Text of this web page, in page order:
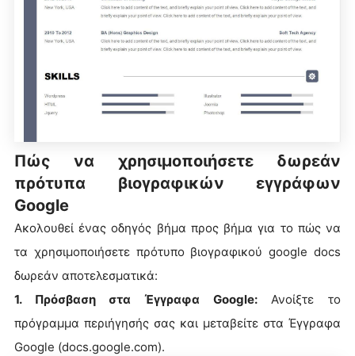
Πώς να χρησιμοποιήσετε δωρεάν
πρότυπα βιογραφικών εγγράφων
Google
Ακολουθεί ένας οδηγός βήμα προς βήμα για το πώς να
τα χρησιμοποιήσετε πρότυπο βιογραφικού google docs
δωρεάν αποτελεσματικά:
1. Πρόσβαση στα Έγγραφα Google:Ανοίξτε το
πρόγραμμα περιήγησής σας και μεταβείτε στα Έγγραφα
Google (docs.google.com).